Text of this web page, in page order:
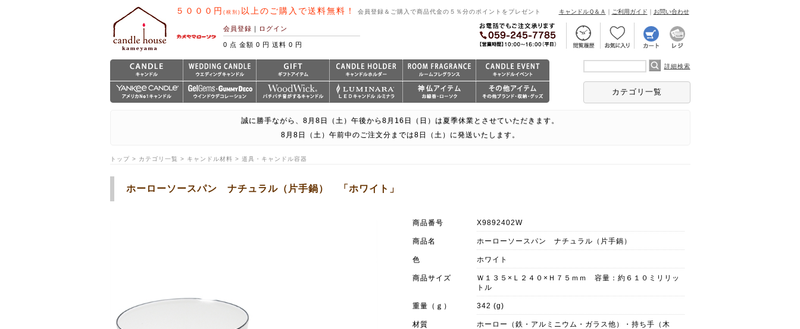
５０００円 (税別) 以上のご購入で送料無料！ 会員登録＆ご購入で商品代金の５％分のポイントをプレゼント キャンドルＱ＆Ａ ｜ ご利用ガイド ｜ お問い合わせ
会員登録 ｜ ログイン
0 点 金額 0 円 送料 0 円
詳細検索
カテゴリ一覧
誠に勝手ながら、8月8日（土）午後から8月16日（日）は夏季休業とさせていただきます。
8月8日（土）午前中のご注文分までは8日（土）に発送いたします。
トップ > カテゴリ一覧 > キャンドル材料 > 道具・キャンドル容器
ホーローソースパン ナチュラル（片手鍋） 「ホワイト」
商品番号 X9892402W
商品名 ホーローソースパン ナチュラル（片手鍋）
色 ホワイト
商品サイズ
Ｗ１３５×Ｌ２４０×Ｈ７５ｍｍ 容量：約６１０ミリリッ
トル
重量（ｇ） 342 (g)
材質
ホーロー（鉄・アルミニウム・ガラス他）・持ち手（木